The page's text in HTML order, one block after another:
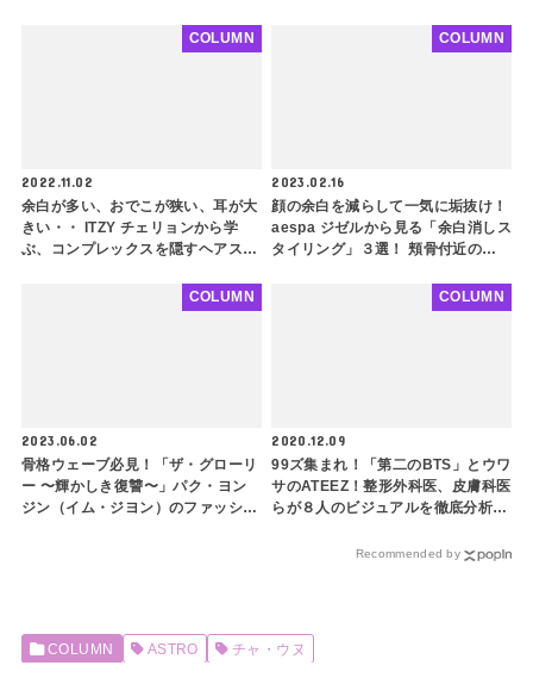
アップスタイル、レイヤードカッ
ト、チョッピーバング・・ ポイン
2022.11.02
余白が多い、おでこが狭い、耳が大
きい・・ ITZY チェリョンから学
ぶ、コンプレックスを隠すヘアスタ
必見！ 自分の顔を分析して最大限
COLUMN
2023.02.16
顔の余白を減らして一気に垢抜け！
aespa ジゼルから見る「余白消しス
タイリング」３選！ 頬骨付近のス
COLUMN
2023.06.02
骨格ウェーブ必見！「ザ・グローリ
ー 〜輝かしき復讐〜」パク・ヨン
ジン（イム・ジヨン）のファッショ
COLUMN
2020.12.09
99ズ集まれ！「第二のBTS」とウワ
サのATEEZ！整形外科医、皮膚科医
らが８人のビジュアルを徹底分析！
COLUMN
Recommended by
COLUMN ASTRO チャ・ウヌ